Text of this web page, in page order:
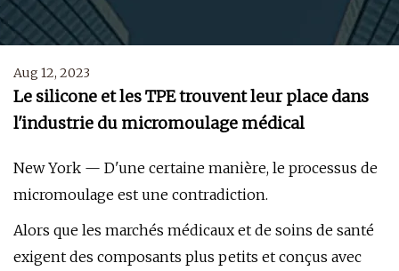
Aug 12, 2023
Le silicone et les TPE trouvent leur place dans
l'industrie du micromoulage médical
New York — D'une certaine manière, le processus de
micromoulage est une contradiction.
Alors que les marchés médicaux et de soins de santé
exigent des composants plus petits et conçus avec